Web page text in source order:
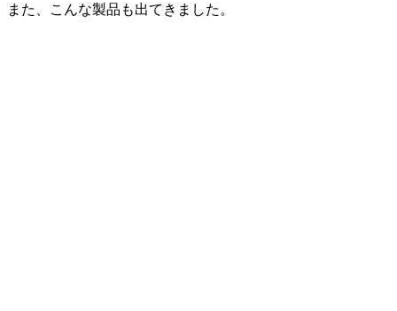
また、こんな製品も出てきました。